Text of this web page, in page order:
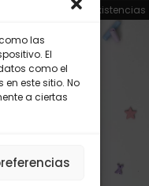
las
El
como el
este sitio. No
a ciertas
¡Oferta!
Sin existencias